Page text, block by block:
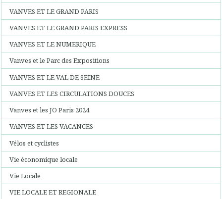
VANVES ET LE GRAND PARIS
VANVES ET LE GRAND PARIS EXPRESS
VANVES ET LE NUMERIQUE
Vanves et le Parc des Expositions
VANVES ET LE VAL DE SEINE
VANVES ET LES CIRCULATIONS DOUCES
Vanves et les JO Paris 2024
VANVES ET LES VACANCES
Vélos et cyclistes
Vie économique locale
Vie Locale
VIE LOCALE ET REGIONALE